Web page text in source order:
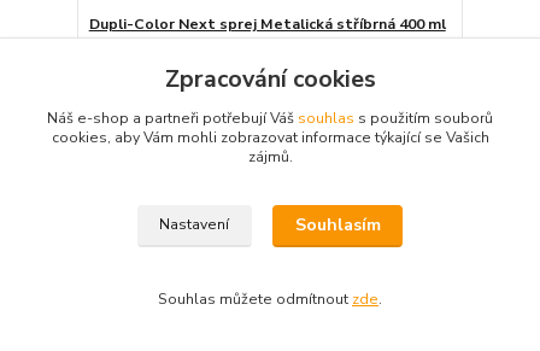
Dupli-Color Next sprej Metalická stříbrná 400 ml
ks
bez DPH Skladem 2 ks
Přidat do košíku
Načíst další produkty (30)
strana z 3další
Zpracování cookies
Náš e-shop a partneři potřebují Váš souhlas s použitím souborů
cookies, aby Vám mohli zobrazovat informace týkající se Vašich
zájmů.
Nastavení Souhlasím
Souhlas můžete odmítnout zde.